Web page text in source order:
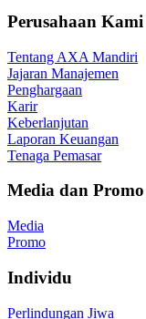
Perusahaan Kami
Tentang AXA Mandiri
Jajaran Manajemen
Penghargaan
Karir
Keberlanjutan
Laporan Keuangan
Tenaga Pemasar
Media dan Promo
Media
Promo
Individu
Perlindungan Jiwa